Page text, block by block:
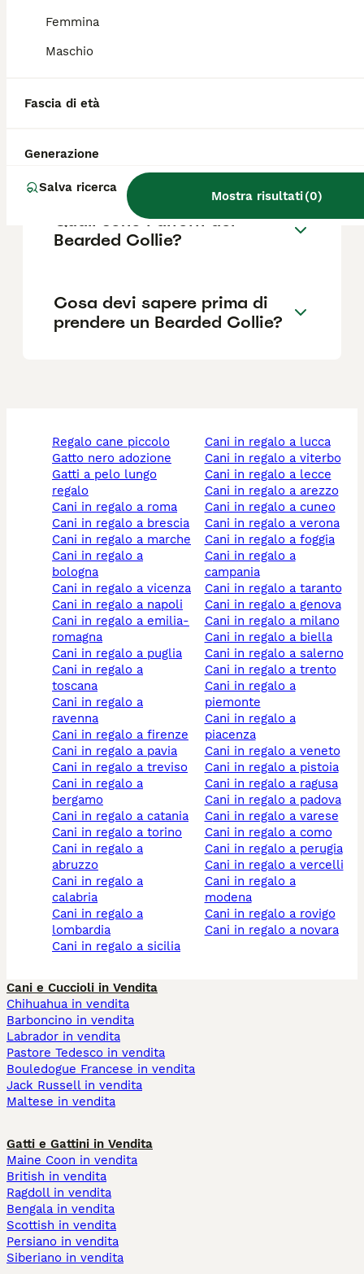
Femmina
Maschio
Fascia di età
Generazione
Salva ricerca
Mostra risultati(0)
Quanto dura la vita di un
Bearded Collie?
Quali sono i difetti del
Bearded Collie?
Cosa devi sapere prima di
prendere un Bearded Collie?
regalo cane piccolo
gatto nero adozione
gatti a pelo lungo
regalo
cani in regalo a roma
cani in regalo a brescia
cani in regalo a marche
cani in regalo a
bologna
cani in regalo a vicenza
cani in regalo a napoli
cani in regalo a emilia-
romagna
cani in regalo a puglia
cani in regalo a
toscana
cani in regalo a
ravenna
cani in regalo a firenze
cani in regalo a pavia
cani in regalo a treviso
cani in regalo a
bergamo
cani in regalo a catania
cani in regalo a torino
cani in regalo a
abruzzo
cani in regalo a
calabria
cani in regalo a
lombardia
cani in regalo a sicilia
cani in regalo a lucca
cani in regalo a viterbo
cani in regalo a lecce
cani in regalo a arezzo
cani in regalo a cuneo
cani in regalo a verona
cani in regalo a foggia
cani in regalo a
campania
cani in regalo a taranto
cani in regalo a genova
cani in regalo a milano
cani in regalo a biella
cani in regalo a salerno
cani in regalo a trento
cani in regalo a
piemonte
cani in regalo a
piacenza
cani in regalo a veneto
cani in regalo a pistoia
cani in regalo a ragusa
cani in regalo a padova
cani in regalo a varese
cani in regalo a como
cani in regalo a perugia
cani in regalo a vercelli
cani in regalo a
modena
cani in regalo a rovigo
cani in regalo a novara
Cani e Cuccioli in Vendita
Chihuahua in vendita
Barboncino in vendita
Labrador in vendita
Pastore Tedesco in vendita
Bouledogue Francese in vendita
Jack Russell in vendita
Maltese in vendita
Gatti e Gattini in Vendita
Maine Coon in vendita
British in vendita
Ragdoll in vendita
Bengala in vendita
Scottish in vendita
Persiano in vendita
Siberiano in vendita